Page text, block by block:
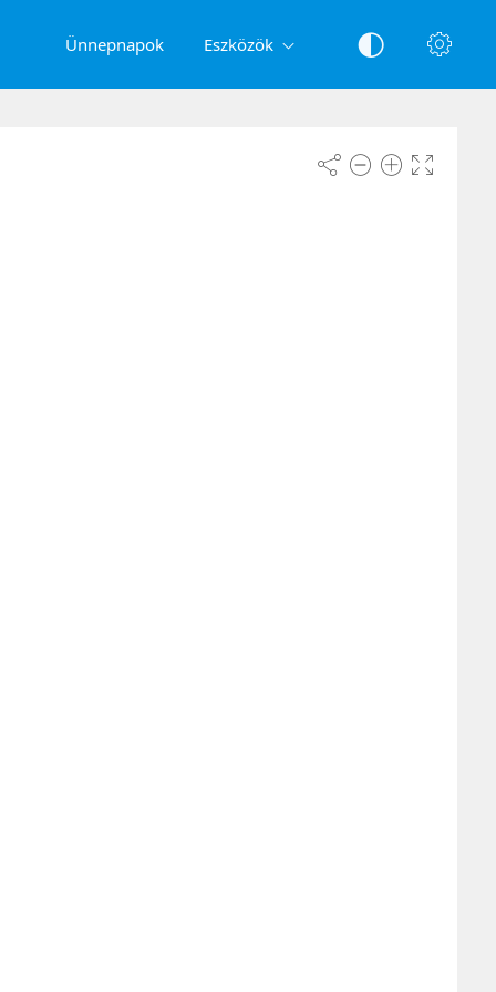
Ünnepnapok Eszközök